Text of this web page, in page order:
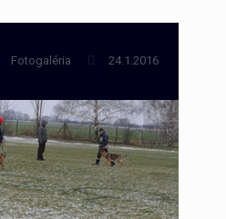
Fotogaléria 24.1.2016